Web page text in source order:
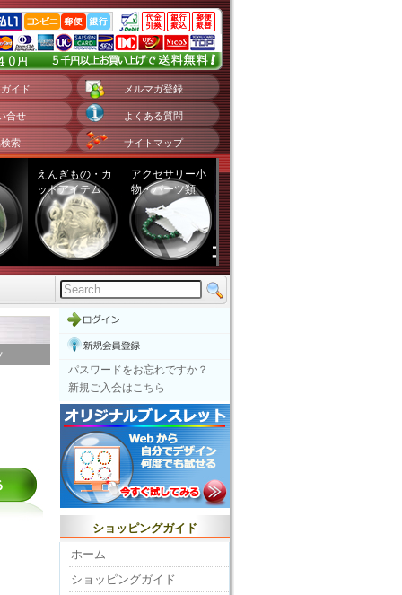
イド メルマガ登録
合せ よくある質問
索 サイトマップ
えんぎもの・カ
ットアイテム
アクセサリー小
物・パーツ類
パスワードをお忘れですか？
新規ご入会はこちら
ショッピングガイド
ホーム
ショッピングガイド